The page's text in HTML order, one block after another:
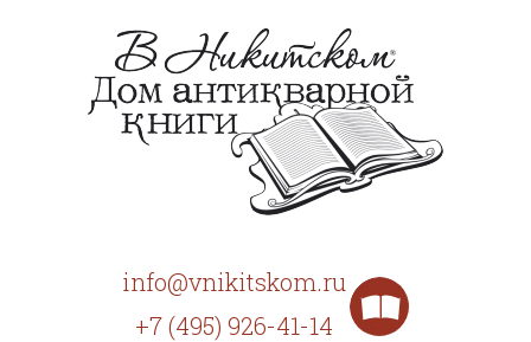
info@vnikitskom.ru
+7 (495) 926-41-14